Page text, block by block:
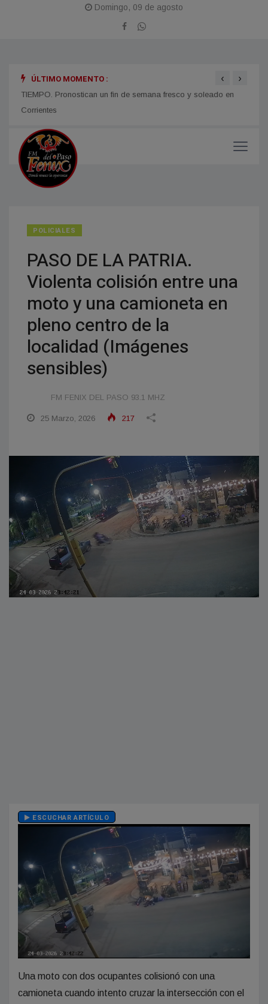
Domingo, 09 de agosto
ÚLTIMO MOMENTO :
TIEMPO. Pronostican un fin de semana fresco y soleado en
Corrientes
‹ ›
POLICIALES
PASO DE LA PATRIA.
Violenta colisión entre una
moto y una camioneta en
pleno centro de la
localidad (Imágenes
sensibles)
FM FENIX DEL PASO 93.1 MHZ
25 Marzo, 2026 217
ESCUCHAR ARTÍCULO
Una moto con dos ocupantes colisionó con una
camioneta cuando intento cruzar la intersección con el